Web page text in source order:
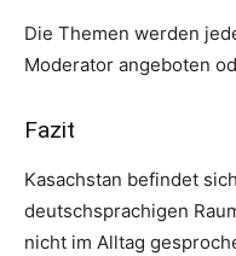
Die Themen werden
Moderator angeboten
Fazit
Kasachstan befindet
deutschsprachigen
nicht im Alltag